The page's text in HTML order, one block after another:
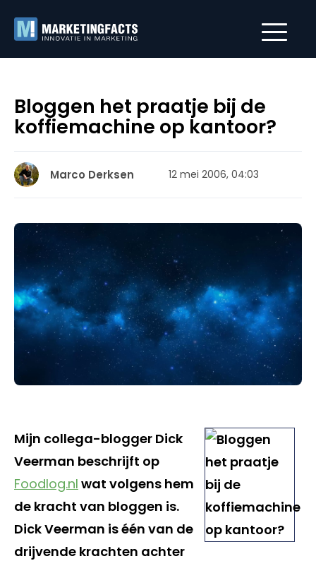
Bloggen het praatje bij de
koffiemachine op kantoor?
Marco Derksen 12 mei 2006, 04:03
Mijn collega-blogger Dick
Veerman beschrijft op
Foodlog.nl wat volgens hem
de kracht van bloggen is.
Dick Veerman is één van de
drijvende krachten achter